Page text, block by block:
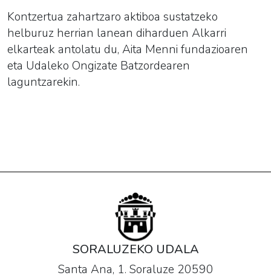
Kontzertua zahartzaro aktiboa sustatzeko
helburuz herrian lanean diharduen Alkarri
elkarteak antolatu du, Aita Menni fundazioaren
eta Udaleko Ongizate Batzordearen
laguntzarekin.
SORALUZEKO UDALA
Santa Ana, 1. Soraluze 20590